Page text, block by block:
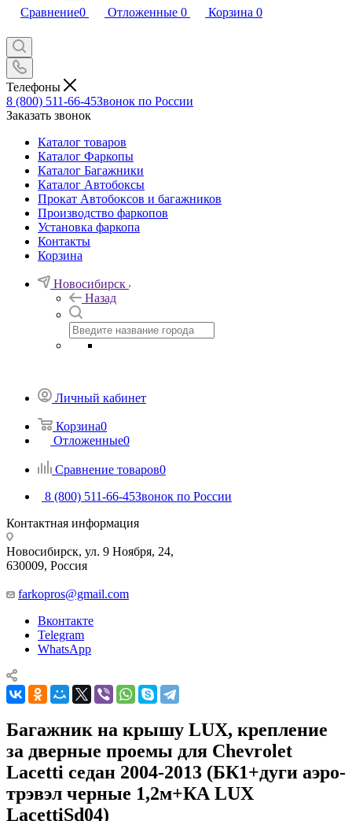
Сравнение0 Отложенные 0 Корзина 0
Телефоны
8 (800) 511-66-45Звонок по России
Заказать звонок
Каталог товаров
Каталог Фаркопы
Каталог Багажники
Каталог Автобоксы
Прокат Автобоксов и багажников
Производство фаркопов
Установка фаркопа
Контакты
Корзина
Новосибирск
Назад
Личный кабинет
Корзина0
Отложенные0
Сравнение товаров0
8 (800) 511-66-45Звонок по России
Контактная информация
Новосибирск, ул. 9 Ноября, 24,
630009, Россия
farkopros@gmail.com
Вконтакте
Telegram
WhatsApp
Багажник на крышу LUX, крепление
за дверные проемы для Chevrolet
Lacetti седан 2004-2013 (БК1+дуги аэро-
трэвэл черные 1,2м+КА LUX
LacettiSd04)